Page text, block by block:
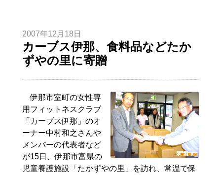
2007年12月18日
カーブス伊那、食料品などたか
ずやの里に寄贈
伊那市室町の女性専
用フィットネスクラブ
「カーブス伊那」のオ
ーナー中村和之さんや
メンバーの代表者など
が15日、伊那市富県の
児童養護施設「たかずやの里」を訪れ、常温で保